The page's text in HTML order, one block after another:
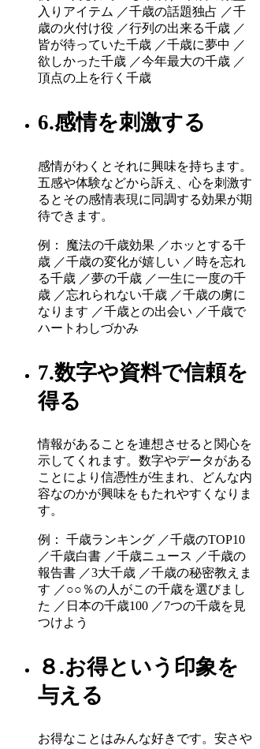
入りアイテム ／千歳の話題独占 ／千
歳の火付け役 ／行列の出来る千歳 ／
皆が待っていた千歳 ／千歳に夢中 ／
欲しかった千歳 ／今年最大の千歳 ／
頂点の上を行く千歳
6.感情を刺激する
感情がわくとそれに興味を持ちます。
五感や体験などから訴え、心を刺激す
るとその感情表現に同調する効果が期
待できます。
例： 魔法の千歳効果 ／ホッとする千
歳 ／千歳の変化が嬉しい ／時を忘れ
る千歳 ／夢の千歳 ／一生に一度の千
歳 ／忘れられない千歳 ／千歳の虜に
なります ／千歳との出会い ／千歳で
ハートわしづかみ
7.数字や資料で信頼を
得る
情報があることを連想させると関心を
示してくれます。数字やデータがある
ことにより信憑性が生まれ、どんな内
容なのかが興味をもたれやすくなりま
す。
例： 千歳ランキング ／千歳のTOP10
／千歳白書 ／千歳ニュース ／千歳の
報告書 ／3大千歳 ／千歳の秘密教えま
す ／○○％の人がこの千歳を選びまし
た ／日本の千歳100 ／7つの千歳を見
つけよう
８.お得という印象を
与える
お得なことはみんな好きです。安さや